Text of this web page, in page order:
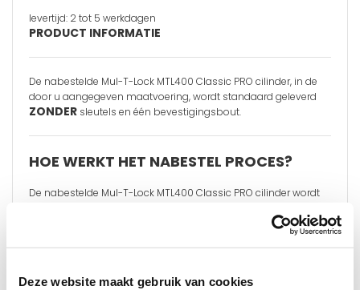
Deze website maakt gebruik van cookies
levertijd: 2 tot 5 werkdagen
PRODUCT INFORMATIE
De nabestelde Mul-T-Lock MTL400 Classic PRO cilinder, in de
door u aangegeven maatvoering, wordt standaard geleverd
ZONDER sleutels en één bevestigingsbout.
HOE WERKT HET NABESTEL PROCES?
De nabestelde Mul-T-Lock MTL400 Classic PRO cilinder wordt
nabestellen van een Mul-T-Lock MTL400 Classic PRO cilinder
hebben we een kopie van uw sleutelcertificaat nodig. U kunt
€ 160,00